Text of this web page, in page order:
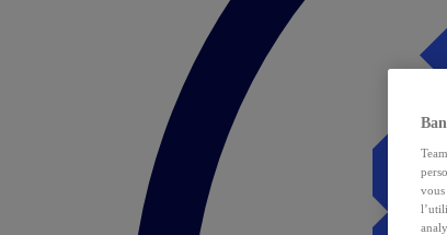
vous